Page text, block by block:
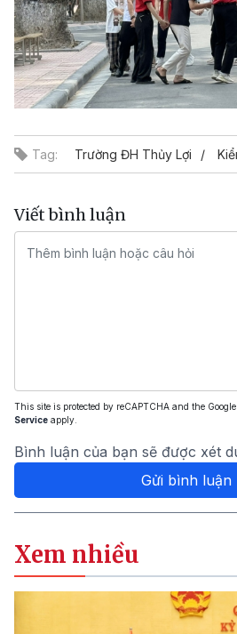
Tag: Trường ĐH Thủy Lợi
Viết bình luận
This site is protected by reCAPTCHA and the Google
Service apply.
Bình luận của bạn sẽ được xét
Gửi bình luận
Xem nhiều